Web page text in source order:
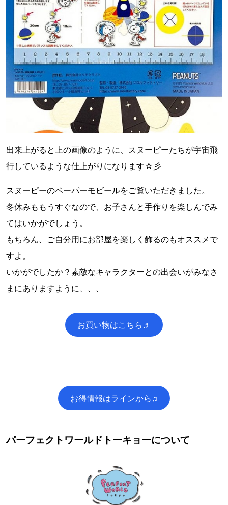
出来上がると上の画像のように、スヌーピーたちが宇宙飛
行しているような仕上がりになります☆彡
スヌーピーのペーパーモビールをご覧いただきました。
冬休みももうすぐなので、お子さんと手作りを楽しんでみ
てはいかがでしょう。
もちろん、ご自分用にお部屋を楽しく飾るのもオススメで
すよ。
いかがでしたか？素敵なキャラクターとの出会いがみなさ
まにありますように、、、
お買い物はこちら♬
お得情報はラインから♫
パーフェクトワールドトーキョーについて